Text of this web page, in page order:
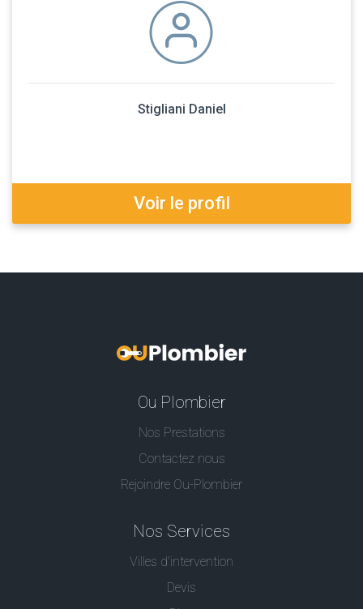
Stigliani Daniel
Voir le profil
Ou Plombier
Nos Prestations
Contactez nous
Rejoindre Ou-Plombier
Nos Services
Villes d'intervention
Devis